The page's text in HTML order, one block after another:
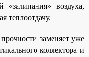
«залипания» воздуха,
теплоотдачу.
заменяет уже
коллектора и